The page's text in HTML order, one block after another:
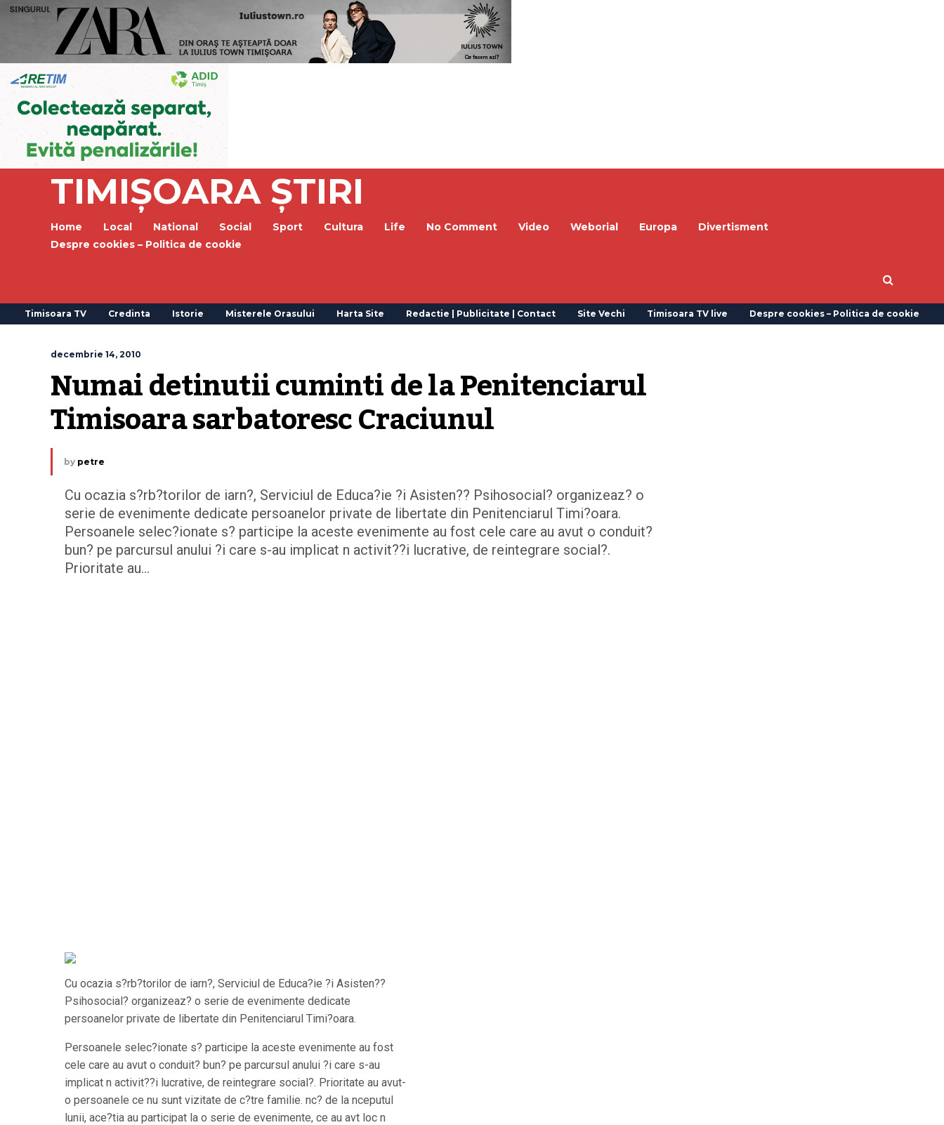
TIMIȘOARA ȘTIRI
Home Local National Social Sport Cultura Life No Comment Video Weborial Europa
Divertisment
Despre cookies – Politica de cookie
Timisoara TV Credinta Istorie Misterele Orasului Harta Site Redactie | Publicitate | Contact Site Vechi Timisoara TV live Despre cookies – Politica de cookie
decembrie 14, 2010
Numai detinutii cuminti de la Penitenciarul
Timisoara sarbatoresc Craciunul
by petre
Cu ocazia s?rb?torilor de iarn?, Serviciul de Educa?ie ?i Asisten?? Psihosocial? organizeaz? o
serie de evenimente dedicate persoanelor private de libertate din Penitenciarul Timi?oara.
Persoanele selec?ionate s? participe la aceste evenimente au fost cele care au avut o conduit?
bun? pe parcursul anului ?i care s-au implicat n activit??i lucrative, de reintegrare social?.
Prioritate au…
Cu ocazia s?rb?torilor de iarn?, Serviciul de Educa?ie ?i Asisten??
Psihosocial? organizeaz? o serie de evenimente dedicate
persoanelor private de libertate din Penitenciarul Timi?oara.
Persoanele selec?ionate s? participe la aceste evenimente au fost
cele care au avut o conduit? bun? pe parcursul anului ?i care s-au
implicat n activit??i lucrative, de reintegrare social?. Prioritate au avut-
o persoanele ce nu sunt vizitate de c?tre familie. nc? de la nceputul
lunii, ace?tia au participat la o serie de evenimente, ce au avt loc n